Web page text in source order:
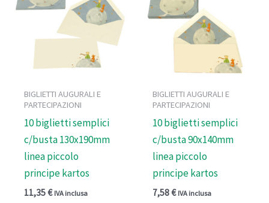
BIGLIETTI AUGURALI E
PARTECIPAZIONI
10 biglietti semplici
c/busta 130x190mm
linea piccolo
principe kartos
11,35€ IVA inclusa
BIGLIETTI AUGURALI E
PARTECIPAZIONI
10 biglietti semplici
c/busta 90x140mm
linea piccolo
principe kartos
7,58€ IVA inclusa